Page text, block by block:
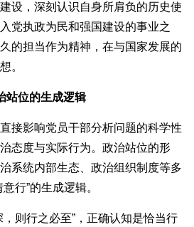
设，深刻认识自身所肩负的历史使
党执政为民和强国建设的事业之
的担当作为精神，在与国家发展的
。
站位的生成逻辑
影响党员干部分析问题的科学性
态度与实际行为。政治站位的形
系统内部生态、政治组织制度等多
行”的生成逻辑。
则行之必至”，正确认知是恰当行